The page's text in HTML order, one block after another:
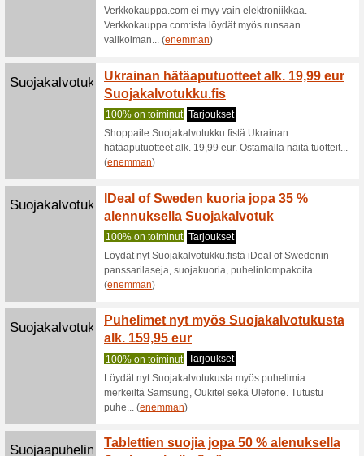
Mobiilitukku.fi
Apple.com